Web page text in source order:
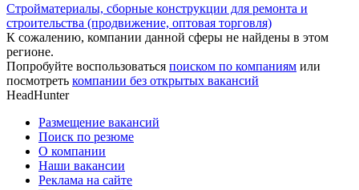
Стройматериалы, сборные конструкции для ремонта и
строительства (продвижение, оптовая торговля)
К сожалению, компании данной сферы не найдены в этом
регионе.
Попробуйте воспользоваться поиском по компаниям или
посмотреть компании без открытых вакансий
HeadHunter
Размещение вакансий
Поиск по резюме
О компании
Наши вакансии
Реклама на сайте